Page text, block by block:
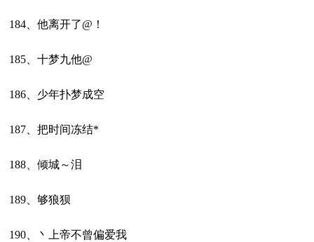
184、他离开了@！
185、十梦九他@
186、少年扑梦成空
187、把时间冻结*
188、倾城～泪
189、够狼狈
190、丶上帝不曾偏爱我